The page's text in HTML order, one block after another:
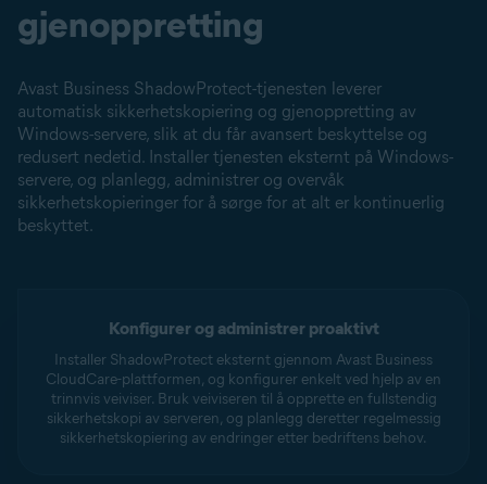
gjenoppretting
Avast Business ShadowProtect-tjenesten leverer
automatisk sikkerhetskopiering og gjenoppretting av
Windows-servere, slik at du får avansert beskyttelse og
redusert nedetid. Installer tjenesten eksternt på Windows-
servere, og planlegg, administrer og overvåk
sikkerhetskopieringer for å sørge for at alt er kontinuerlig
beskyttet.
Konfigurer og administrer proaktivt
Installer ShadowProtect eksternt gjennom Avast Business
CloudCare-plattformen, og konfigurer enkelt ved hjelp av en
trinnvis veiviser. Bruk veiviseren til å opprette en fullstendig
sikkerhetskopi av serveren, og planlegg deretter regelmessig
sikkerhetskopiering av endringer etter bedriftens behov.